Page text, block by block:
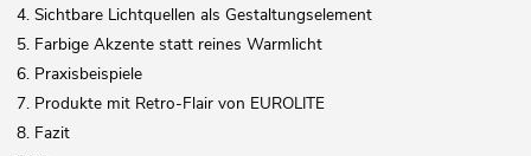
4. Sichtbare Lichtquellen als Gestaltungselement
5. Farbige Akzente statt reines Warmlicht
6. Praxisbeispiele
7. Produkte mit Retro-Flair von EUROLITE
8. Fazit